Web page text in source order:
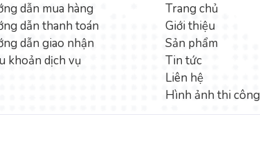
dẫn mua hàng
dẫn thanh toán
dẫn giao nhận
khoản dịch vụ
Trang chủ
Giới thiệu
Sản phẩm
Tin tức
Liên hệ
Hình ảnh thi công